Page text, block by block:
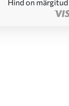
Hind on märgitud